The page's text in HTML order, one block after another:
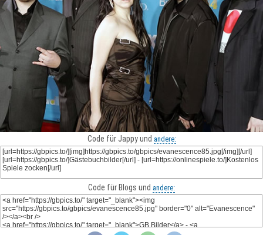
Code für Jappy und andere:
Code für Blogs und andere: